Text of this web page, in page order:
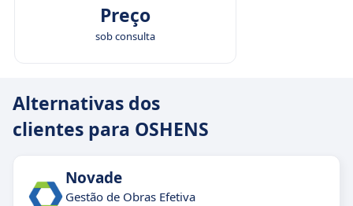
Preço
sob consulta
Alternativas dos
clientes para OSHENS
Novade
Gestão de Obras Efetiva